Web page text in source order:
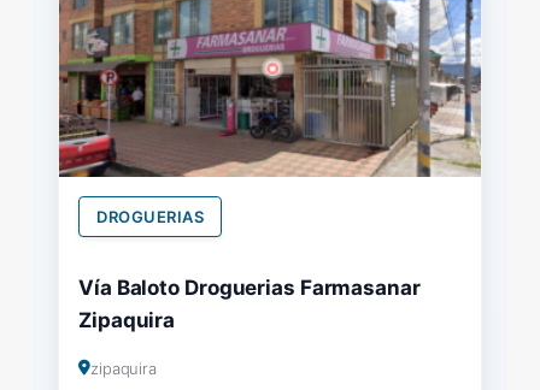
DROGUERIAS
Vía Baloto Droguerias Farmasanar
Zipaquira
zipaquira